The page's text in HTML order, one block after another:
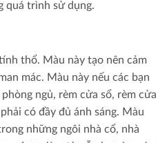
quá trình sử dụng.
thổ. Màu này tạo nên cảm
mác. Màu này nếu các bạn
ngủ, rèm cửa sổ, rèm cửa
có đầy đủ ánh sáng. Màu
những ngôi nhà cổ, nhà